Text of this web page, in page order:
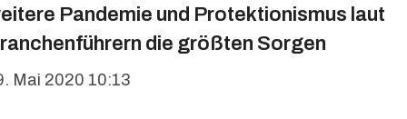
Pandemie und Protektionismus laut
die größten Sorgen
Mai 2020 10:13